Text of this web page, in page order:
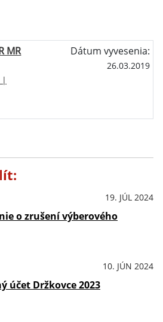
MR
|
Dátum vyvesenia:
26.03.2019
19. JÚL 2024
o zrušení výberového
10. JÚN 2024
účet Držkovce 2023